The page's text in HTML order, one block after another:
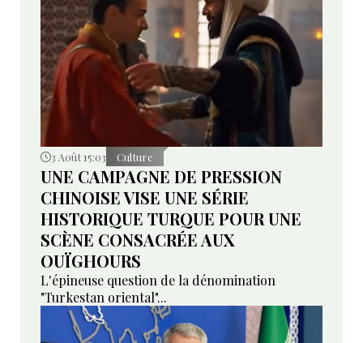
3 Août 15:03 Culture
UNE CAMPAGNE DE PRESSION
CHINOISE VISE UNE SÉRIE
HISTORIQUE TURQUE POUR UNE
SCÈNE CONSACRÉE AUX
OUÏGHOURS
L'épineuse question de la dénomination
"Turkestan oriental"...